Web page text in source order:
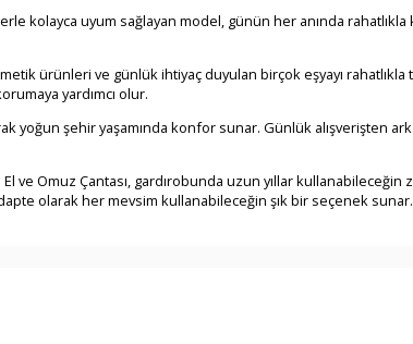
kolayca uyum sağlayan model, günün her anında
ürünleri ve günlük ihtiyaç duyulan birçok eşyayı rahatlıkla
yardımcı olur.
yoğun şehir yaşamında konfor sunar. Günlük alışverişten
Omuz Çantası, gardırobunda uzun yıllar kullanabileceğin
olarak her mevsim kullanabileceğin şık bir seçenek sunar.